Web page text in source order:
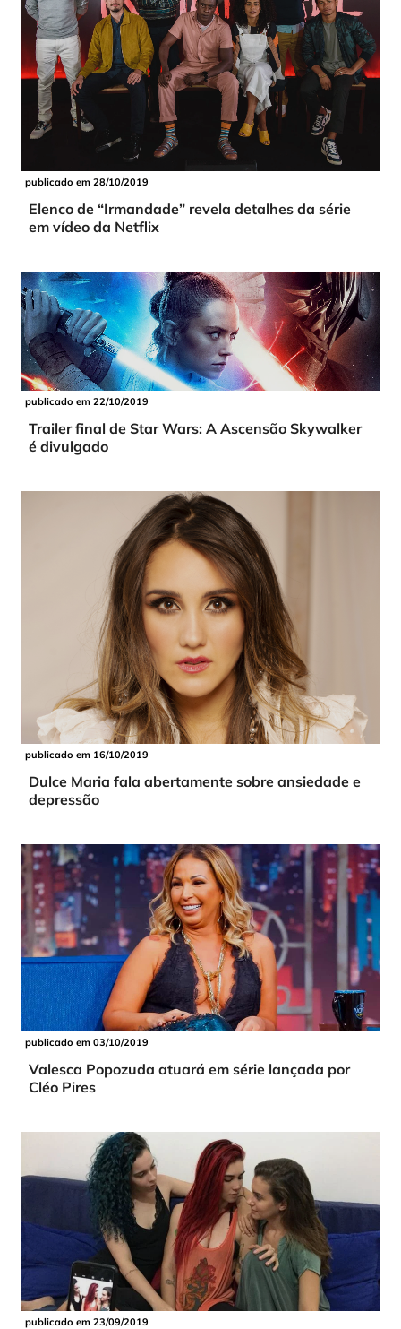
publicado em 28/10/2019
Elenco de “Irmandade” revela detalhes da série
em vídeo da Netflix
publicado em 22/10/2019
Trailer final de Star Wars: A Ascensão Skywalker
é divulgado
publicado em 16/10/2019
Dulce Maria fala abertamente sobre ansiedade e
depressão
publicado em 03/10/2019
Valesca Popozuda atuará em série lançada por
Cléo Pires
publicado em 23/09/2019